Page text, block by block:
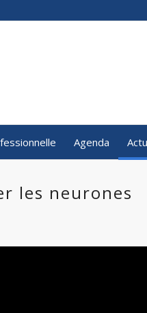
Agenda
les neurones